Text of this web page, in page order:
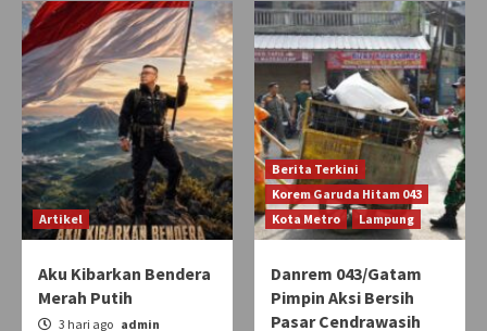
Artikel
Aku Kibarkan Bendera
Merah Putih
3 hari ago admin
Berita Terkini
Korem Garuda Hitam 043
Kota Metro
Lampung
Danrem 043/Gatam
Pimpin Aksi Bersih
Pasar Cendrawasih